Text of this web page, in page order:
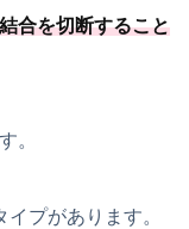
合を切断すること
。
プがあります。